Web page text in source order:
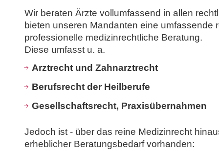
Wir beraten Ärzte vollumfassend in allen
bieten unseren Mandanten eine umfassende
professionelle medizinrechtliche Beratung.
Diese umfasst u. a.
Arztrecht und Zahnarztrecht
Berufsrecht der Heilberufe
Gesellschaftsrecht, Praxisübernahmen
Jedoch ist - über das reine Medizinrecht
erheblicher Beratungsbedarf vorhanden: